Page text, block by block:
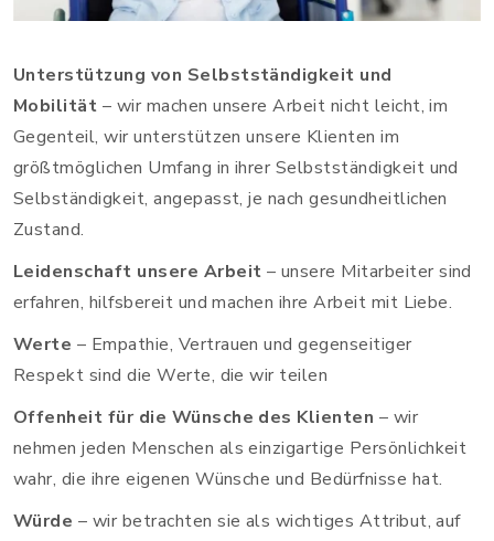
Unterstützung von Selbstständigkeit und
Mobilität – wir machen unsere Arbeit nicht leicht, im
Gegenteil, wir unterstützen unsere Klienten im
größtmöglichen Umfang in ihrer Selbstständigkeit und
Selbständigkeit, angepasst, je nach gesundheitlichen
Zustand.
Leidenschaft unsere Arbeit – unsere Mitarbeiter sind
erfahren, hilfsbereit und machen ihre Arbeit mit Liebe.
Werte – Empathie, Vertrauen und gegenseitiger
Respekt sind die Werte, die wir teilen
Offenheit für die Wünsche des Klienten – wir
nehmen jeden Menschen als einzigartige Persönlichkeit
wahr, die ihre eigenen Wünsche und Bedürfnisse hat.
Würde – wir betrachten sie als wichtiges Attribut, auf